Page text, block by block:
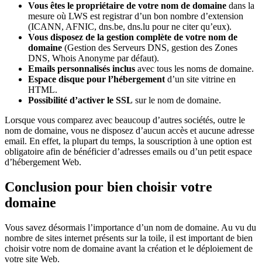
Vous êtes le propriétaire de votre nom de domaine dans la
mesure où LWS est registrar d’un bon nombre d’extension
(ICANN, AFNIC, dns.be, dns.lu pour ne citer qu’eux).
Vous disposez de la gestion complète de votre nom de
domaine (Gestion des Serveurs DNS, gestion des Zones
DNS, Whois Anonyme par défaut).
Emails personnalisés inclus avec tous les noms de domaine.
Espace disque pour l’hébergement d’un site vitrine en
HTML.
Possibilité d’activer le SSL sur le nom de domaine.
Lorsque vous comparez avec beaucoup d’autres sociétés, outre le
nom de domaine, vous ne disposez d’aucun accès et aucune adresse
email. En effet, la plupart du temps, la souscription à une option est
obligatoire afin de bénéficier d’adresses emails ou d’un petit espace
d’hébergement Web.
Conclusion pour bien choisir votre
domaine
Vous savez désormais l’importance d’un nom de domaine. Au vu du
nombre de sites internet présents sur la toile, il est important de bien
choisir votre nom de domaine avant la création et le déploiement de
votre site Web.